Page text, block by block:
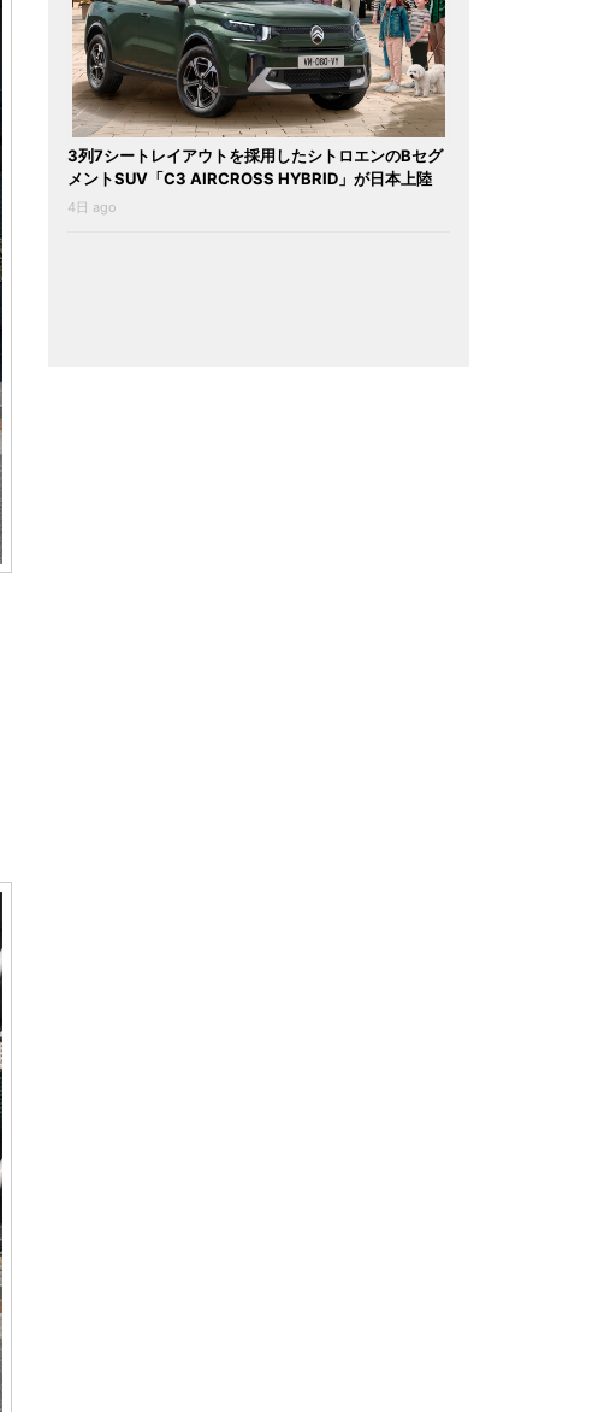
3列7シートレイアウトを採用したシトロエンのBセグ
メントSUV「C3 AIRCROSS HYBRID」が日本上陸
4日 ago